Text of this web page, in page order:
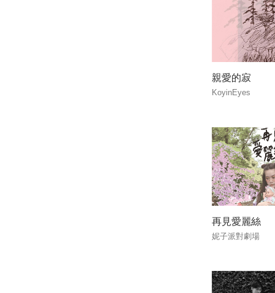
親愛的寂
KoyinEyes
再見愛麗絲
妮子派對劇場